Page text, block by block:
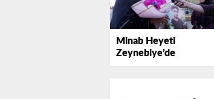
Minab Heyeti
Zeynebiye’de